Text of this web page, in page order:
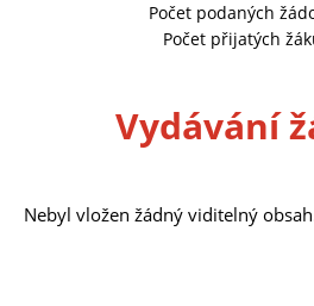
Počet podaných
Počet přijatých
Vydávání
Nebyl vložen žádný viditelný